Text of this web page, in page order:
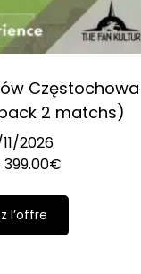
Częstochowa
2 matchs)
2026
399.00€
l’offre